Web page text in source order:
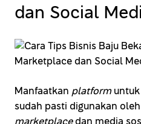
dan Social
Manfaatkan platformuntuk
sudah pasti digunakan
marketplacedan media